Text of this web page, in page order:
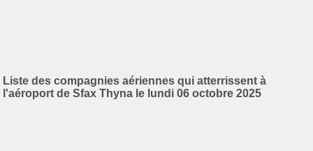
Liste des compagnies aériennes qui atterrissent à
l'aéroport de Sfax Thyna le lundi 06 octobre 2025